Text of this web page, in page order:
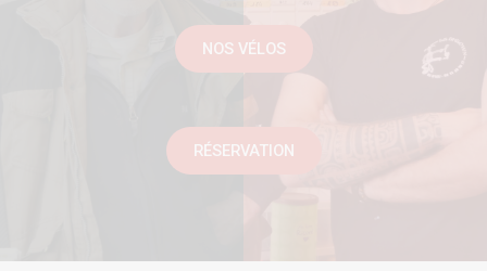
NOS VÉLOS
RÉSERVATION